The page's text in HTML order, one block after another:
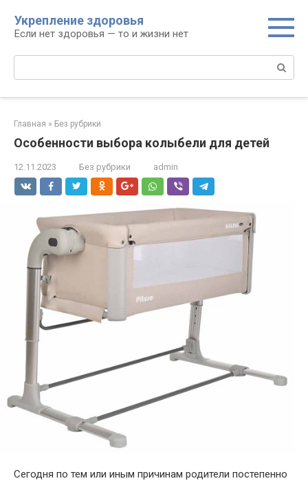
контенту
Укрепление здоровья
Если нет здоровья — то и жизни нет
Поиск:
Главная » Без рубрики
Особенности выбора колыбели для детей
12.11.2023 Без рубрики admin
Сегодня по тем или иным причинам родители постепенно